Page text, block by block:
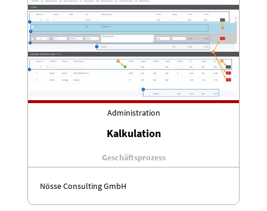
Administration
Kalkulation
Geschäftsprozess
Nösse Consulting GmbH